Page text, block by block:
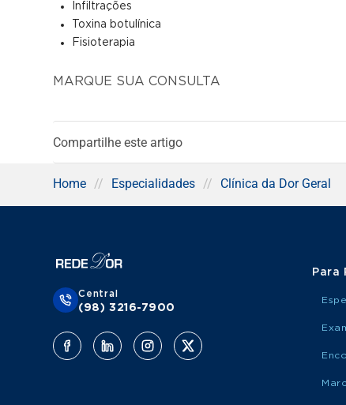
Infiltrações
Toxina botulínica
Fisioterapia
MARQUE SUA CONSULTA
Compartilhe este artigo
Home // Especialidades // Clínica da Dor Geral
Central
(98) 3216-7900
Para